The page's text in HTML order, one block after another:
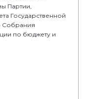
Партии,
Государственной
Собрания
по бюджету и